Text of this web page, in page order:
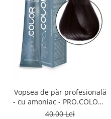
Vopsea de păr profesională
- cu amoniac - PRO.COLOR -
PROCO - 100 ml - 1/0
40,00 Lei